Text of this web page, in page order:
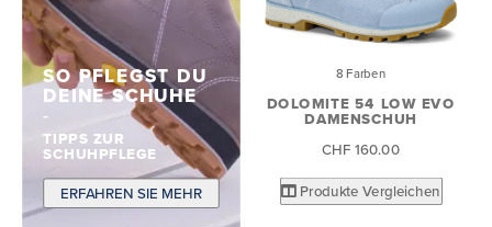
SO PFLEGST DU
DEINE SCHUHE
TIPPS ZUR
SCHUHPFLEGE
ERFAHREN SIE MEHR
8 Farben
DOLOMITE 54 LOW EVO
DAMENSCHUH
CHF 160.00
Produkte Vergleichen